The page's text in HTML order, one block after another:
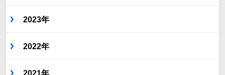
2023年
2022年
2021年